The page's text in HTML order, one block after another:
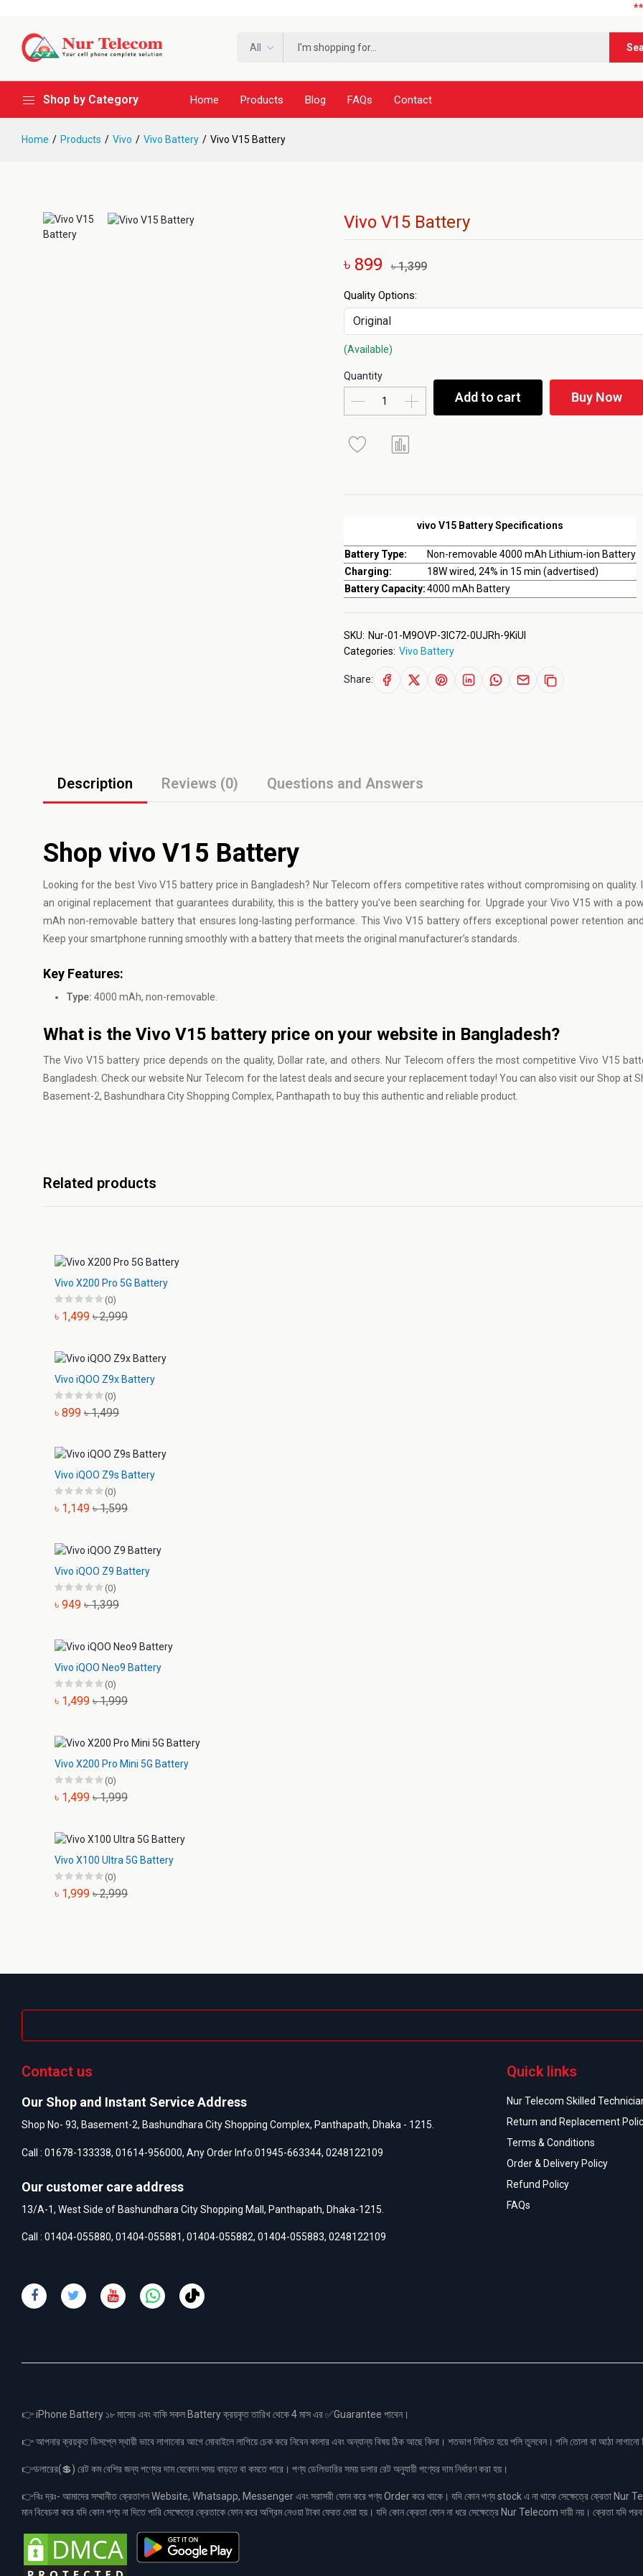
***নূর টেলিকম
All
Shop by Category Home Products Blog FAQs Contact
Home Products Vivo Vivo Battery Vivo V15 Battery
Vivo V15 Battery
৳ 899 ৳ 1,399
vivo V15 Battery Specifications
Battery Type:
Non-removable 4000 mAh Lithium-ion Battery
Charging:
18W wired, 24% in 15 min (advertised)
Battery Capacity:4000 mAh Battery
Quality Options:
(Available)
Quantity
Add to cart Buy Now
SKU: Nur-01-M9OVP-3lC72-0UJRh-9KiUl
Categories: Vivo Battery
Share:
Description Reviews (0) Questions and Answers
Shop vivo V15 Battery
Looking for the best Vivo V15 battery price in Bangladesh? Nur Telecom offers competitive rates without compromising on quality.
an original replacement that guarantees durability, this is the battery you’ve been searching for. Upgrade your Vivo V15 with a
mAh non-removable battery that ensures long-lasting performance. This Vivo V15 battery offers exceptional power retention
Keep your smartphone running smoothly with a battery that meets the original manufacturer’s standards.
Key Features:
Type: 4000 mAh, non-removable.
What is the Vivo V15 battery price on your website in Bangladesh?
The Vivo V15 battery price depends on the quality, Dollar rate, and others. Nur Telecom offers the most competitive Vivo V15
Bangladesh. Check our website Nur Telecom for the latest deals and secure your replacement today! You can also visit our Shop at
Basement-2, Bashundhara City Shopping Complex, Panthapath to buy this authentic and reliable product.
Related products
Vivo X200 Pro 5G Battery
(0)
৳ 1,499 ৳ 2,999
Vivo iQOO Z9x Battery
(0)
৳ 899 ৳ 1,499
Vivo iQOO Z9s Battery
(0)
৳ 1,149 ৳ 1,599
Vivo iQOO Z9 Battery
(0)
৳ 949 ৳ 1,399
Vivo iQOO Neo9 Battery
(0)
৳ 1,499 ৳ 1,999
Vivo X200 Pro Mini 5G Battery
(0)
৳ 1,499 ৳ 1,999
Vivo X100 Ultra 5G Battery
(0)
৳ 1,999 ৳ 2,999
Contact us
Our Shop and Instant Service Address
Shop No- 93, Basement-2, Bashundhara City Shopping Complex, Panthapath, Dhaka - 1215.
Call : 01678-133338, 01614-956000, Any Order Info:01945-663344, 0248122109
Our customer care address
13/A-1, West Side of Bashundhara City Shopping Mall, Panthapath, Dhaka-1215.
Call : 01404-055880, 01404-055881, 01404-055882, 01404-055883, 0248122109
Quick links
Nur Telecom Skilled
Return and Replacement
Terms & Conditions
Order & Delivery Policy
Refund Policy
FAQs
👉 iPhone Battery ১৮ মাসের এবং বাকি সকল Battery ক্রয়কৃত তারিখ থেকে 4 মাস এর ✅Guarantee পাবেন।
👉 আপনার ক্রয়কৃত ডিসপ্লে স্থায়ী ভাবে লাগানোর আগে মোবাইলে লাগিয়ে চেক করে নিবেন কালার এবং অন্যান্য বিষয় ঠিক আছে কিনা। শতভাগ নিশ্চিত হয়ে পলি তুলবেন। পলি তোলা বা আঠা
👉ডলারের(💲) রেট কম বেশির জন্য পণ্যের দাম যেকোন সময় বাড়তে বা কমতে পারে। পণ্য ডেলিভারির সময় ডলার রেট অনুযায়ী পণ্যের দাম নির্ধারণ করা হয়।
👉বিঃ দ্রঃ- আমাদের সম্মানীত ক্রেতাগন Website, Whatsapp, Messenger এবং সরাসরী ফোন করে পণ্য Order করে থাকে। যদি কোন পণ্য stock এ না থাকে সেক্ষেত্রে ক্রেতা Nur
মান বিবেচনা করে যদি কোন পণ্য না দিতে পারি সেক্ষেত্রে ক্রেতাকে ফোন করে অগ্রিম নেওয়া টাকা ফেরত দেয়া হয়। যদি কোন ক্রেতা ফোন না ধরে সেক্ষেত্রে Nur Telecom দায়ী নয়। ক্রেতা যদি